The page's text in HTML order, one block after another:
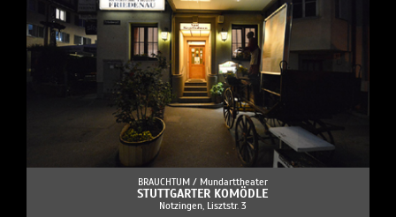
BRAUCHTUM / Mundarttheater
STUTTGARTER KOMÖDLE
Notzingen, Lisztstr. 3